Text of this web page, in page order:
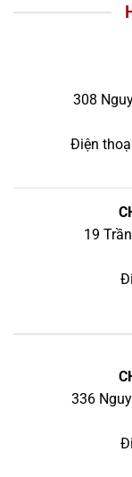
308
Điện
19
336